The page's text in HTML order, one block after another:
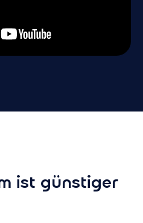
ist günstiger